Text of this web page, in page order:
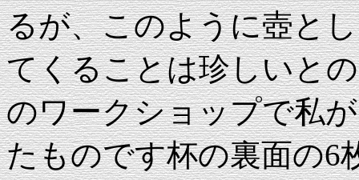
るが、このように壺と
てくることは珍しいと
のワークショップで私
たものです杯の裏面の6